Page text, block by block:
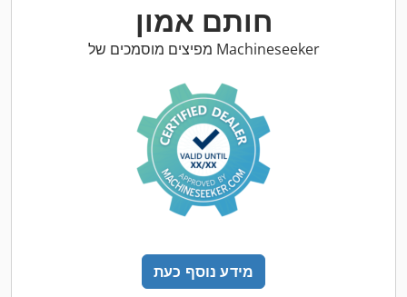
חותם אמון
מפיצים מוסמכים של Machineseeker
מידע נוסף כעת